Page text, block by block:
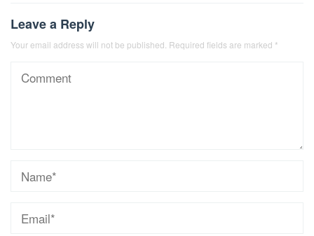
Leave a Reply
Your email address will not be published. Required fields are marked *